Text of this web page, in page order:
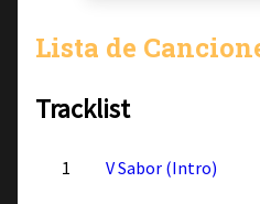
Lista de
Tracklist
1 V Sabor (Intro)